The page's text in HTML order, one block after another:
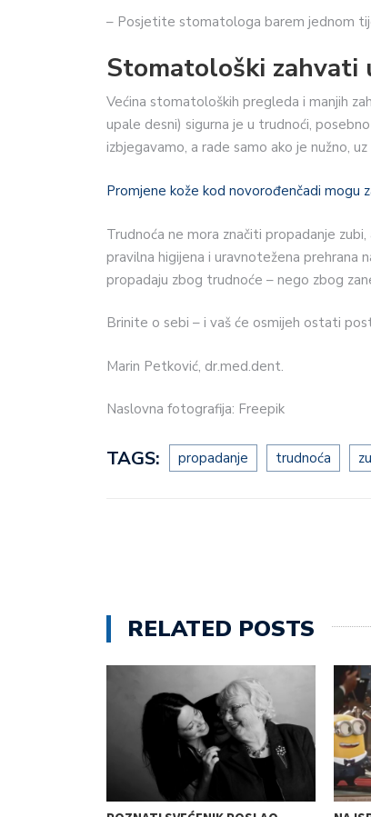
– Posjetite stomatologa barem jednom
Stomatološki zahvati
Većina stomatoloških pregleda i manjih
upale desni) sigurna je u trudnoći,
izbjegavamo, a rade samo ako je nužno,
Promjene kože kod novorođenčadi mogu
Trudnoća ne mora značiti propadanje
pravilna higijena i uravnotežena prehrana
propadaju zbog trudnoće – nego zbog
Brinite o sebi – i vaš će osmijeh ostati
Marin Petković, dr.med.dent.
Naslovna fotografija: Freepik
TAGS: propadanje trudnoća
RELATED POSTS